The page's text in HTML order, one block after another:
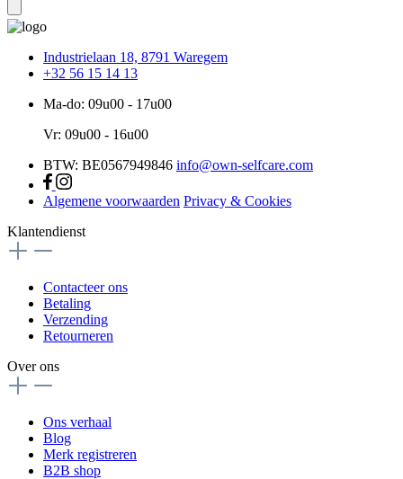
Industrielaan 18, 8791 Waregem
+32 56 15 14 13
Ma-do: 09u00 - 17u00
Vr: 09u00 - 16u00
BTW: BE0567949846 info@own-selfcare.com
Algemene voorwaarden Privacy & Cookies
Klantendienst
Contacteer ons
Betaling
Verzending
Retourneren
Over ons
Ons verhaal
Blog
Merk registreren
B2B shop